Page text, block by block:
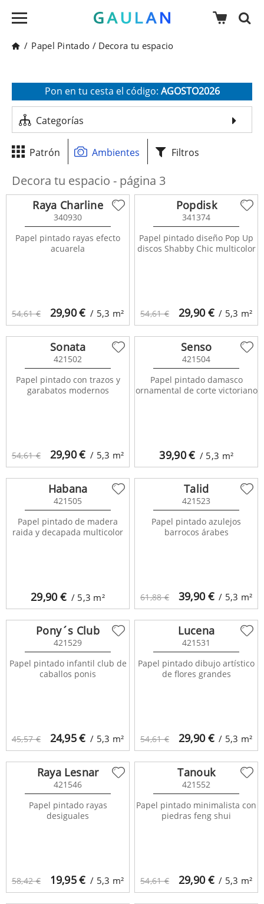
/ Papel Pintado / Decora tu espacio
Recibe un 10 % de descuento adicional
Categorías
Patrón Ambientes Filtros
Decora tu espacio - página 3
54,61 € 29,90€ / 5,3 m²
Raya Charline
340930
Papel pintado rayas efecto
acuarela
54,61 € 29,90€ / 5,3 m²
Popdisk
341374
Papel pintado diseño Pop Up
discos Shabby Chic multicolor
54,61 € 29,90€ / 5,3 m²
Sonata
421502
Papel pintado con trazos y
garabatos modernos
39,90€ / 5,3 m²
Senso
421504
Papel pintado damasco
ornamental de corte victoriano
29,90€ / 5,3 m²
Habana
421505
Papel pintado de madera
raida y decapada multicolor
61,88 € 39,90€ / 5,3 m²
Talid
421523
Papel pintado azulejos
barrocos árabes
45,57 € 24,95€ / 5,3 m²
Pony´s Club
421529
Papel pintado infantil club de
caballos ponis
54,61 € 29,90€ / 5,3 m²
Lucena
421531
Papel pintado dibujo artístico
de flores grandes
58,42 € 19,95€ / 5,3 m²
Raya Lesnar
421546
Papel pintado rayas
desiguales
54,61 € 29,90€ / 5,3 m²
Tanouk
421552
Papel pintado minimalista con
piedras feng shui